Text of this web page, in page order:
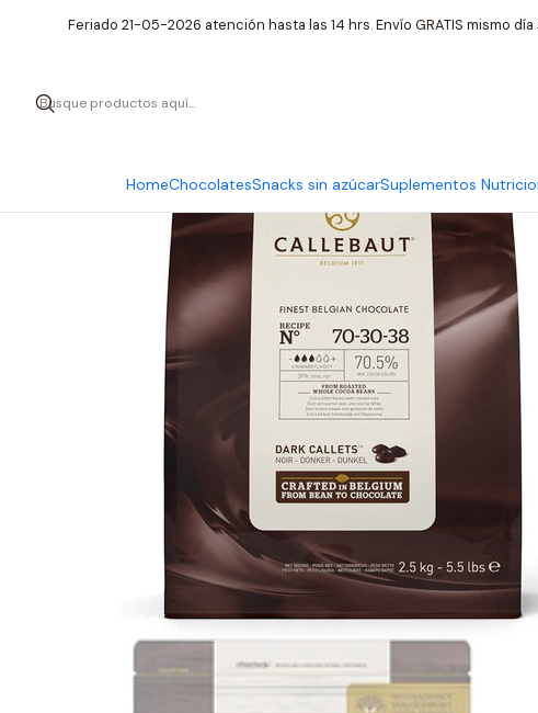
HomeChocolatesSnacks sin azúcarSuplementos
Feriado 21-05-2026 atención hasta las 14 hrs. Envío GRATIS mismo